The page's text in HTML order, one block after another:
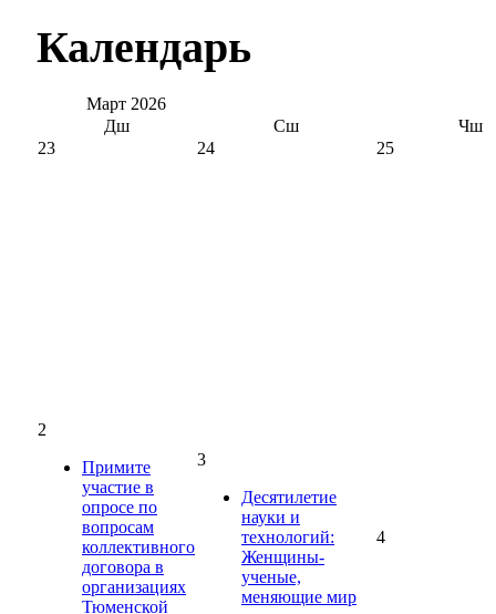
Календарь
Март 2026
Дш
Сш
Чш
23
24 25
2
Примите
участие в
опросе по
вопросам
коллективного
договора в
организациях
Тюменской
3
Десятилетие
науки и
технологий:
Женщины-
ученые,
меняющие мир
4